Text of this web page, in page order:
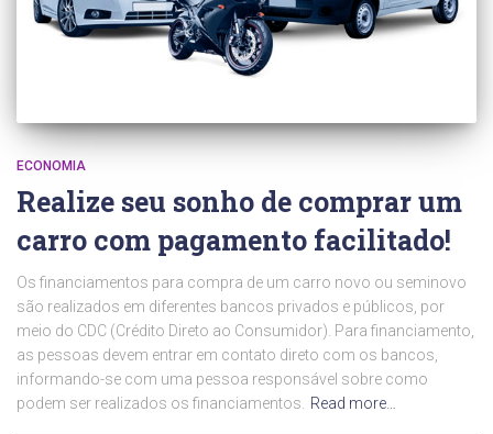
ECONOMIA
Realize seu sonho de comprar um
carro com pagamento facilitado!
Os financiamentos para compra de um carro novo ou seminovo
são realizados em diferentes bancos privados e públicos, por
meio do CDC (Crédito Direto ao Consumidor). Para financiamento,
as pessoas devem entrar em contato direto com os bancos,
informando-se com uma pessoa responsável sobre como
podem ser realizados os financiamentos.
Read more…